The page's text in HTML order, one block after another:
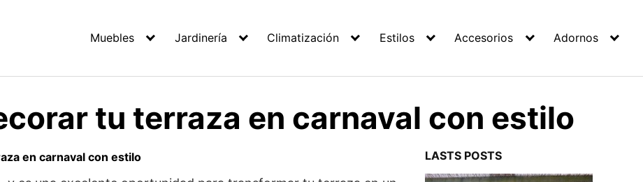
Muebles Jardinería Climatización Estilos Accesorios Adornos
tu terraza en carnaval con estilo
en carnaval con estilo LASTS POSTS